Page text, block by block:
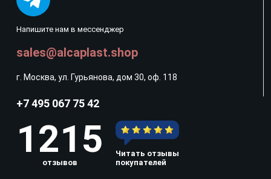
Напишите нам в мессенджер
sales@alcaplast.shop
г. Москва, ул. Гурьянова, дом 30, оф. 118
+7 495 067 75 42
1215
отзывов
Читать отзывы
покупателей